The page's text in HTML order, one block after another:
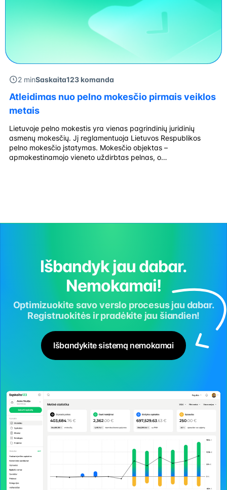
2 minSaskaita123 komanda
Atleidimas nuo pelno mokesčio pirmais veiklos
metais
Lietuvoje pelno mokestis yra vienas pagrindinių juridinių
asmenų mokesčių. Jį reglamentuoja Lietuvos Respublikos
pelno mokesčio įstatymas. Mokesčio objektas –
apmokestinamojo vieneto uždirbtas pelnas, o
Išbandyk jau dabar.
Nemokamai!
Optimizuokite savo verslo procesus jau dabar.
Registruokitės ir pradėkite jau šiandien!
Išbandykite sistemą nemokamai